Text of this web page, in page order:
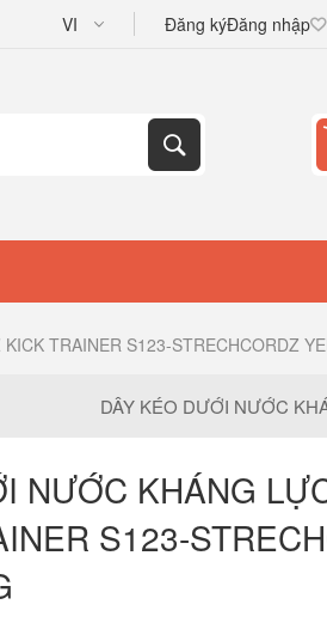
Đăng kýĐăng nhập
TRAINER S123-STRECHCORDZ
DÂY KÉO DƯỚI NƯỚC
NƯỚC KHÁNG
S123-